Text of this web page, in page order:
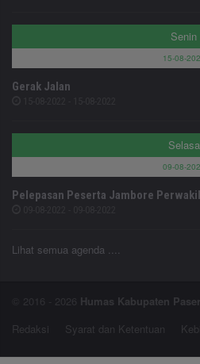
Senin
15-08-
Gerak Jalan
Selasa
09-08-
Pelepasan Peserta Jambore
Lihat semua agenda ....
© 2016 - 2026 Humas Kabupaten Paser
Redaksi
Syarat dan Ketentuan